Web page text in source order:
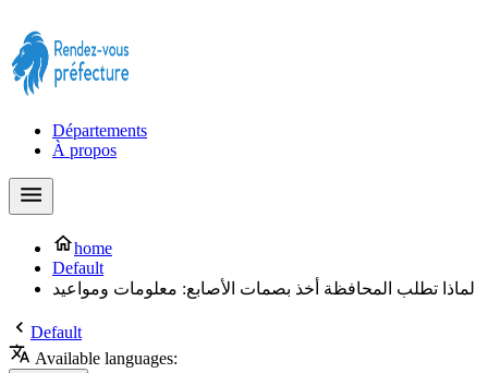
Départements
À propos
home
Default
لماذا تطلب المحافظة أخذ بصمات الأصابع: معلومات ومواعيد
Default
Available languages: